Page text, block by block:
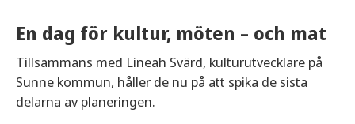
En dag för kultur, möten – och mat
Tillsammans med Lineah Svärd, kulturutvecklare på
Sunne kommun, håller de nu på att spika de sista
delarna av planeringen.